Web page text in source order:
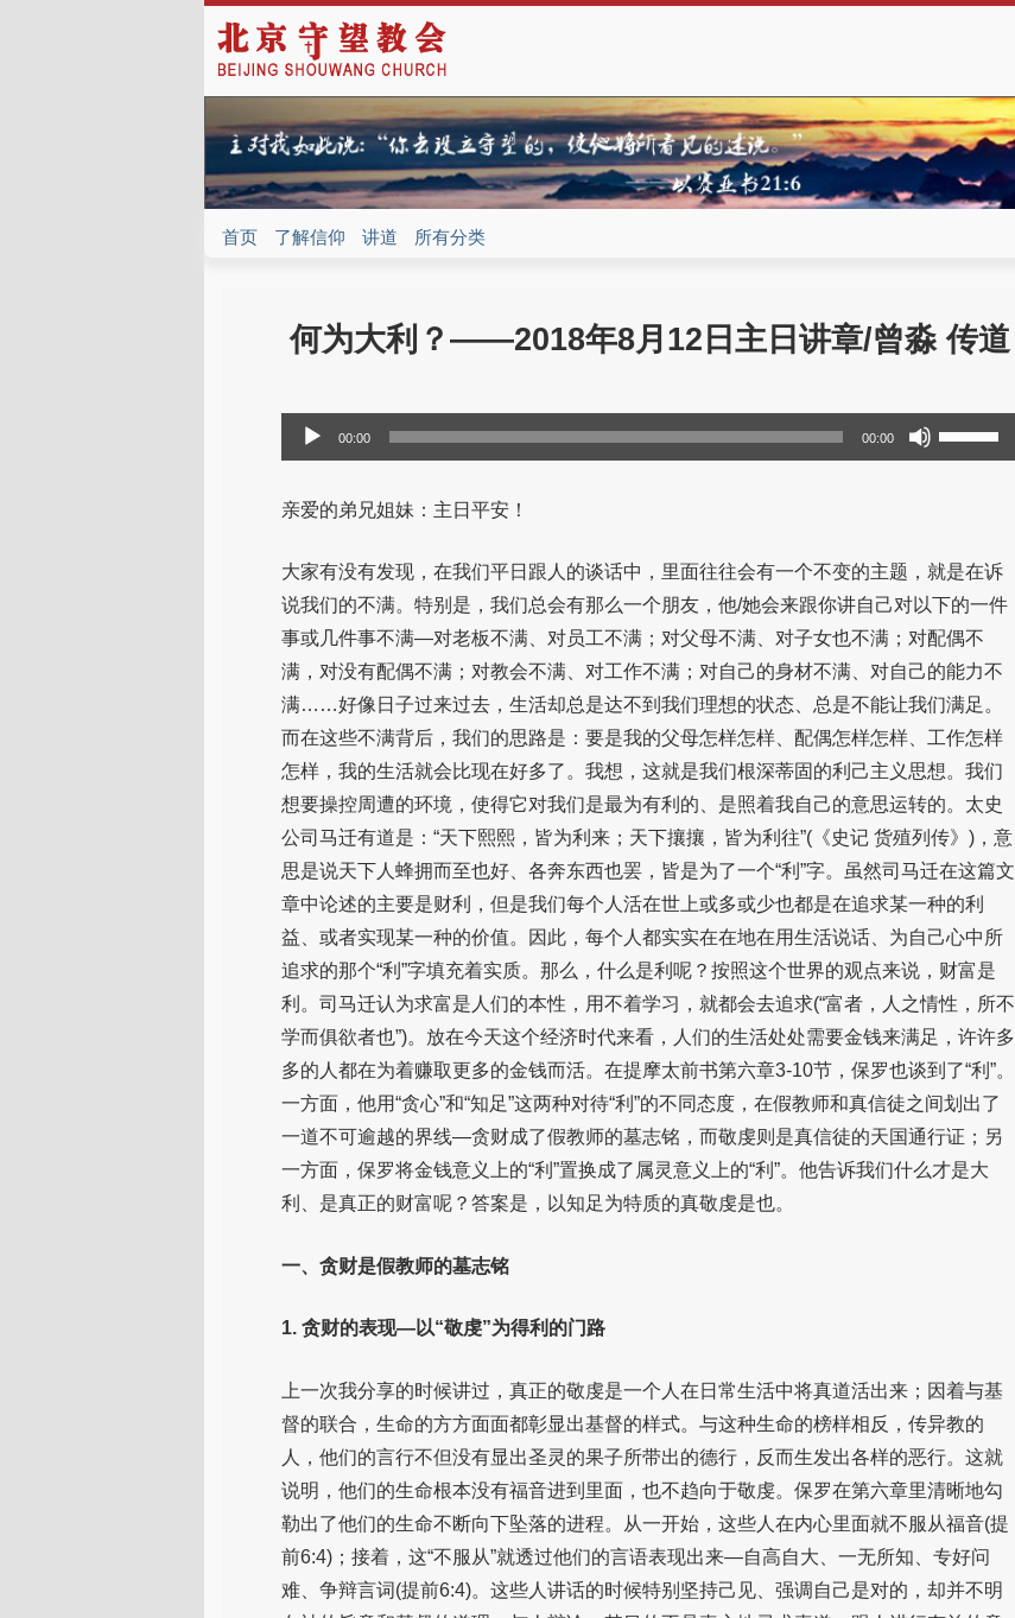
首页 了解信仰 讲道 所有分类
何为大利？——2018年8月12日主日讲章/曾淼 传道
频
放
00:00 00:00
使
用
箭
头
键
来
增
高
或
降
低
音
量。
亲爱的弟兄姐妹：主日平安！
大家有没有发现，在我们平日跟人的谈话中，里面往往会有一个不变的主题，就是在诉
说我们的不满。特别是，我们总会有那么一个朋友，他/她会来跟你讲自己对以下的一件
事或几件事不满—对老板不满、对员工不满；对父母不满、对子女也不满；对配偶不
满，对没有配偶不满；对教会不满、对工作不满；对自己的身材不满、对自己的能力不
满……好像日子过来过去，生活却总是达不到我们理想的状态、总是不能让我们满足。
而在这些不满背后，我们的思路是：要是我的父母怎样怎样、配偶怎样怎样、工作怎样
怎样，我的生活就会比现在好多了。我想，这就是我们根深蒂固的利己主义思想。我们
想要操控周遭的环境，使得它对我们是最为有利的、是照着我自己的意思运转的。太史
公司马迁有道是：“天下熙熙，皆为利来；天下攘攘，皆为利往”(《史记 货殖列传》)，意
思是说天下人蜂拥而至也好、各奔东西也罢，皆是为了一个“利”字。虽然司马迁在这篇文
章中论述的主要是财利，但是我们每个人活在世上或多或少也都是在追求某一种的利
益、或者实现某一种的价值。因此，每个人都实实在在地在用生活说话、为自己心中所
追求的那个“利”字填充着实质。那么，什么是利呢？按照这个世界的观点来说，财富是
利。司马迁认为求富是人们的本性，用不着学习，就都会去追求(“富者，人之情性，所不
学而俱欲者也”)。放在今天这个经济时代来看，人们的生活处处需要金钱来满足，许许多
多的人都在为着赚取更多的金钱而活。在提摩太前书第六章3-10节，保罗也谈到了“利”。
一方面，他用“贪心”和“知足”这两种对待“利”的不同态度，在假教师和真信徒之间划出了
一道不可逾越的界线—贪财成了假教师的墓志铭，而敬虔则是真信徒的天国通行证；另
一方面，保罗将金钱意义上的“利”置换成了属灵意义上的“利”。他告诉我们什么才是大
利、是真正的财富呢？答案是，以知足为特质的真敬虔是也。
一、贪财是假教师的墓志铭
1. 贪财的表现—以“敬虔”为得利的门路
上一次我分享的时候讲过，真正的敬虔是一个人在日常生活中将真道活出来；因着与基
督的联合，生命的方方面面都彰显出基督的样式。与这种生命的榜样相反，传异教的
人，他们的言行不但没有显出圣灵的果子所带出的德行，反而生发出各样的恶行。这就
说明，他们的生命根本没有福音进到里面，也不趋向于敬虔。保罗在第六章里清晰地勾
勒出了他们的生命不断向下坠落的进程。从一开始，这些人在内心里面就不服从福音(提
前6:4)；接着，这“不服从”就透过他们的言语表现出来—自高自大、一无所知、专好问
难、争辩言词(提前6:4)。这些人讲话的时候特别坚持己见、强调自己是对的，却并不明